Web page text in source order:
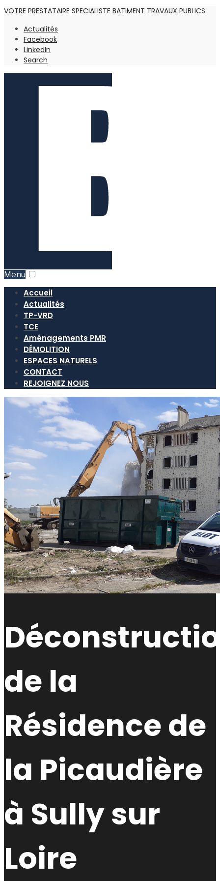
VOTRE PRESTATAIRE SPECIALISTE BATIMENT TRAVAUX PUBLICS
Actualités
Facebook
LinkedIn
Search
Menu
Accueil
Actualités
TP-VRD
TCE
Aménagements PMR
DÉMOLITION
ESPACES NATURELS
CONTACT
REJOIGNEZ NOUS
de la
Résidence de
la Picaudière
à Sully sur
Loire